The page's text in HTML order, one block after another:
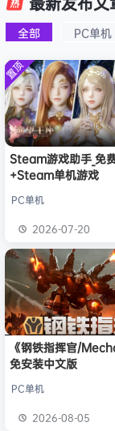
版
线
6（Forza
Horizon
6）免安装
中文版
欢迎
欢迎
旋律
欢迎
旋律
旋律
欢迎
欢迎
全部 PC单机
置顶
Steam游戏助手_免
+Steam单机游戏
PC单机
2026-07-20
《钢铁指挥官/
免安装中文版
PC单机
2026-08-05